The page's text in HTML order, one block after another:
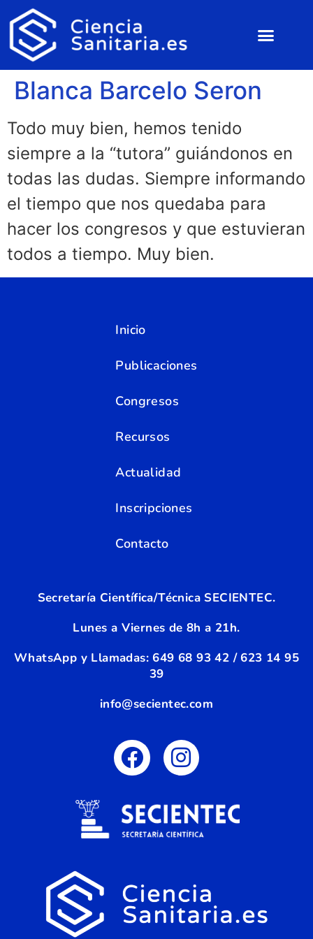
Blanca Barcelo Seron
Todo muy bien, hemos tenido
siempre a la “tutora” guiándonos en
todas las dudas. Siempre informando
el tiempo que nos quedaba para
hacer los congresos y que estuvieran
todos a tiempo. Muy bien.
Inicio
Publicaciones
Congresos
Recursos
Actualidad
Inscripciones
Contacto
Secretaría Científica/Técnica SECIENTEC.
Lunes a Viernes de 8h a 21h.
WhatsApp y Llamadas: 649 68 93 42 / 623 14 95
39
info@secientec.com